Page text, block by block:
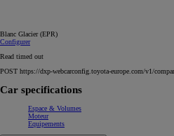
Blanc Glacier (EPR)
Configurer
Read timed out
POST https://dxp-webcarconfig.toyota-europe.com/v1/
Car specifications
Espace & Volumes
Moteur
Equipements